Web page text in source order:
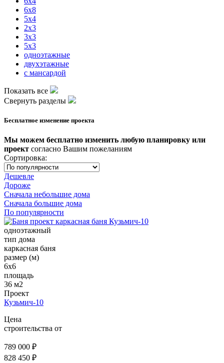
6x8
5x4
2x3
3x3
5x3
одноэтажные
двухэтажные
с мансардой
Показать все
Свернуть разделы
Бесплатное изменение проекта
Мы можем бесплатно изменить любую планировку или
проект согласно Вашим пожеланиям
Сортировка:
Дешевле
Дороже
Сначала небольшие дома
Сначала большие дома
По популярности
одноэтажный
тип дома
каркасная баня
размер (м)
6х6
площадь
36 м2
Проект
Кузьмич-10
Цена
строительства от
789 000 ₽
828 450 ₽